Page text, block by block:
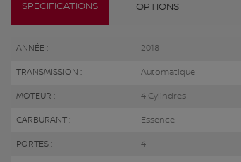
SPÉCIFICATIONS OPTIONS
ANNÉE : 2018
TRANSMISSION : Automatique
MOTEUR : 4 Cylindres
CARBURANT : Essence
PORTES : 4